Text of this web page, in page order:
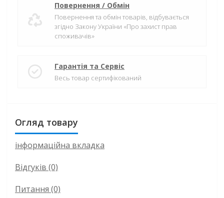
Повернення / Обмін
Повернення та обмін товарів, відбувається
згідно Закону України «Про захист прав
споживачів»
Гарантія та Сервіс
Весь товар сертифікований
Огляд товару
інформаційна вкладка
Відгуків (0)
Питання (0)